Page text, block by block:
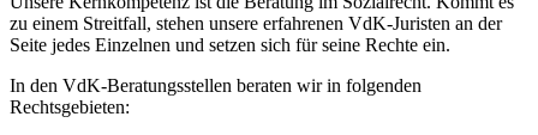
zu einem Streitfall, stehen unsere erfahrenen VdK-Juristen an der
Seite jedes Einzelnen und setzen sich für seine Rechte ein.
In den VdK-Beratungsstellen beraten wir in folgenden
Rechtsgebieten: